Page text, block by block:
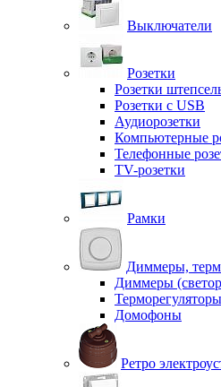
Выключатели
Розетки
Розетки
Розетки с USB
Аудиорозетки
Компьютерные
Телефонные
TV-розетки
Рамки
Диммеры,
Диммеры
Домофоны
Ретро